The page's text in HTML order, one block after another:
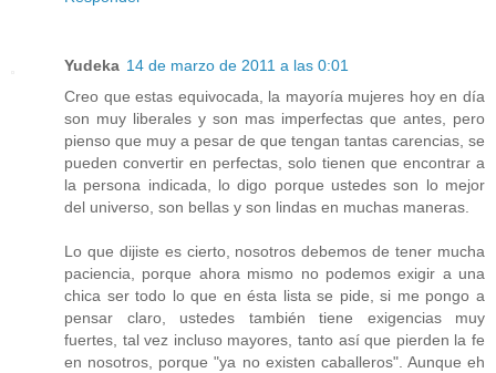
Yudeka 14 de marzo de 2011 a las 0:01
Creo que estas equivocada, la mayoría mujeres hoy en día
son muy liberales y son mas imperfectas que antes, pero
pienso que muy a pesar de que tengan tantas carencias, se
pueden convertir en perfectas, solo tienen que encontrar a
la persona indicada, lo digo porque ustedes son lo mejor
del universo, son bellas y son lindas en muchas maneras.
Lo que dijiste es cierto, nosotros debemos de tener mucha
paciencia, porque ahora mismo no podemos exigir a una
chica ser todo lo que en ésta lista se pide, si me pongo a
pensar claro, ustedes también tiene exigencias muy
fuertes, tal vez incluso mayores, tanto así que pierden la fe
en nosotros, porque "ya no existen caballeros". Aunque eh